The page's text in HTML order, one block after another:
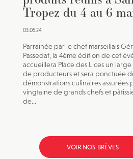
Tropez du 4 au 6
03.05.24
Parrainée par le chef marseillais
Passedat, la 4ème édition de cet
accueillera Place des Lices un
de producteurs et sera ponctuée
démonstrations culinaires assurées
vingtaine de grands chefs et
de...
VOIR NOS BRÈVES